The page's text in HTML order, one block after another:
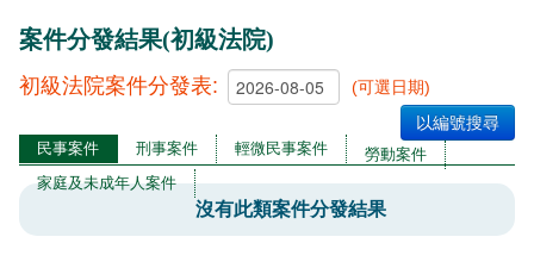
案件分發及排期
司法變賣
統計資料
財產申報查閱
下載區
案件分發結果(初級法院)
初級法院案件分發表:
(可選日期)
以編號搜尋
民事案件 刑事案件 輕微民事案件
勞動案件
家庭及未成年人案件
沒有此類案件分發結果